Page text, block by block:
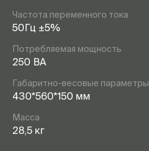
Частота переменного тока
50Гц ±5%
Потребляемая мощность
250 ВА
Габаритно-весовые параметры
430*560*150 мм
Масса
28,5 кг